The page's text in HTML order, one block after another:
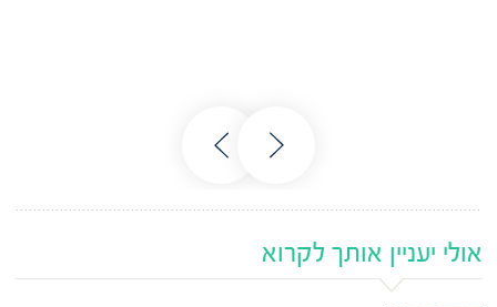
אולי יעניין אותך לקרוא